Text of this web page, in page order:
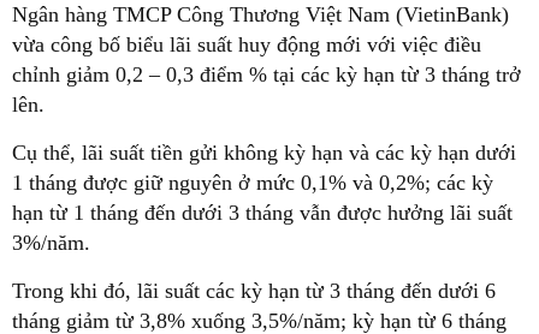
Ngân hàng TMCP Công Thương Việt Nam (VietinBank)
vừa công bố biểu lãi suất huy động mới với việc điều
chỉnh giảm 0,2 – 0,3 điểm % tại các kỳ hạn từ 3 tháng trở
lên.
Cụ thể, lãi suất tiền gửi không kỳ hạn và các kỳ hạn dưới
1 tháng được giữ nguyên ở mức 0,1% và 0,2%; các kỳ
hạn từ 1 tháng đến dưới 3 tháng vẫn được hưởng lãi suất
3%/năm.
Trong khi đó, lãi suất các kỳ hạn từ 3 tháng đến dưới 6
tháng giảm từ 3,8% xuống 3,5%/năm; kỳ hạn từ 6 tháng